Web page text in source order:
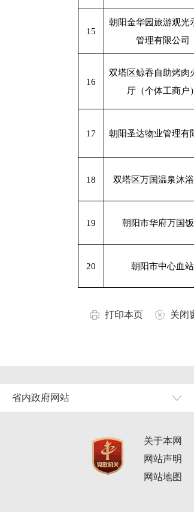
15
朝阳金华园旅游观光
管理有限公司
16
双塔区鲸吞自助烤肉
厅（个体工商户）
17 朝阳圣达物业管理有
18 双塔区万国温泉沐
19 朝阳市华府万国
20 朝阳市中心血站
打印本页 关闭
省内政府网站
关于本网
网站声明
网站地图